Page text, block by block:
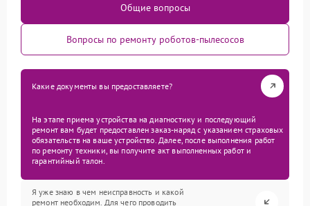
Общие вопросы
Вопросы по ремонту роботов-пылесосов
Какие документы вы предоставляете?
На этапе приема устройства на диагностику и последующий
ремонт вам будет предоставлен заказ-наряд с указанием страховых
обязательств на ваше устройство. Далее, после выполнения работ
по ремонту техники, вы получите акт выполненных работ и
гарантийный талон.
Я уже знаю в чем неисправность и какой
ремонт необходим. Для чего проводить